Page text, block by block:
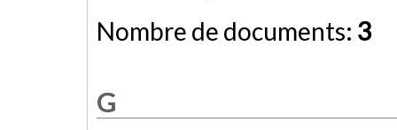
Nombre de documents: 3
G